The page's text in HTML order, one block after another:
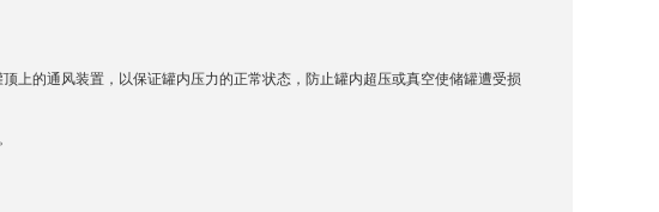
上的通风装置，以保证罐内压力的正常状态，防止罐内超压或真空使储罐遭受损